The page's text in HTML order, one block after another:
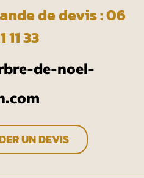
de devis : 06
11 33
de-noel-
UN DEVIS